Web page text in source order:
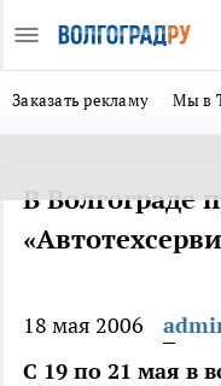
Заказать рекламу Мы в
В Волгограде
18 мая 2006
С 19 по 21 мая в